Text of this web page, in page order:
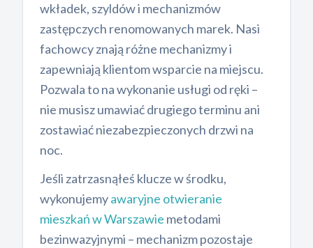
wkładek, szyldów i mechanizmów
zastępczych renomowanych marek. Nasi
fachowcy znają różne mechanizmy i
zapewniają klientom wsparcie na miejscu.
Pozwala to na wykonanie usługi od ręki –
nie musisz umawiać drugiego terminu ani
zostawiać niezabezpieczonych drzwi na
noc.
Jeśli zatrzasnąłeś klucze w środku,
wykonujemyawaryjne otwieranie
mieszkań w Warszawie metodami
bezinwazyjnymi – mechanizm pozostaje